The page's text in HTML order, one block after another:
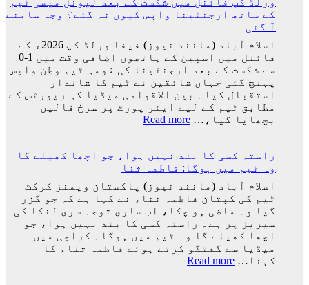
ورلڈ
باہر
نکالنے
کی
درخواست
پر
2
لاکھ
افراد
کے
دستخط
کے ساتھ ارجنٹینا واپس کیوں نہ گئے؟ وجہ سامنے
آ گئی
اسلام آباد (مانند نیوز) فیفا ورلڈ کپ 2026ء کے
فائنل میں اسپین کے ہاتھوں اضافی وقت میں 1-0
سے شکست کے بعد ارجنٹینا کی قومی ٹیم وطن واپس
پہنچ گئی جہاں شائقین نے ٹیم کا شاندار
استقبال کیا۔ بین الاقوامی میڈیا کی رپورٹس کے
مطابق ٹیم کے لیے ایئر پورٹ پر سرخ قالین
بچھایا گیا،… Read more
:
فائنل
میں
شکست
کے
بعد
لیونل
میسی
ٹیم
کے
راستہ کسی کا بند نہیں ہوا، جو اچھا کھیلے گا
وہ ٹیم میں ہوگا: فاطمہ ثنا
اسلام آباد (مانند نیوز) پاکستان ویمنز کرکٹ
ٹیم کی کپتان فاطمہ ثناء نے کہا ہے کہ جو گزر
گیا وہ ماضی ہو چکا، اب ساری توجہ سری لنکا کی
سیریز پر ہے۔ راستہ کسی کا بند نہیں ہوا، جو
اچھا کھیلے گا وہ ٹیم میں ہوگا۔ کراچی میں
میڈیا سے گفتگو کرتے ہوئے فاطمہ ثناء کا
کہنا… Read more
: